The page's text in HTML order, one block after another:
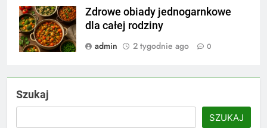
Zdrowe obiady jednogarnkowe
dla całej rodziny
admin
2 tygodnie ago 0
Szukaj
SZUKAJ